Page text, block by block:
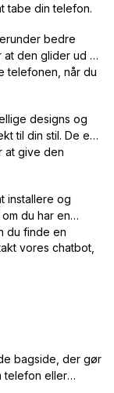
tabe din telefon.
bedre
den glider ud af
telefonen, når du
designs og
til din stil. De er
at give den
installere og
du har en
du finde en
vores chatbot,
bagside, der gør
telefon eller